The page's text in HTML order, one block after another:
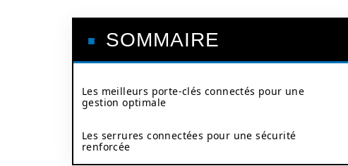
SOMMAIRE
Les meilleurs porte-clés connectés pour une
gestion optimale
Les serrures connectées pour une sécurité
renforcée